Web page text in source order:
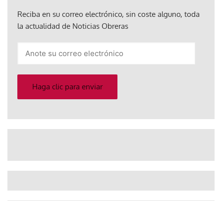
Reciba en su correo electrónico, sin coste alguno, toda
la actualidad de Noticias Obreras
electrónico
Haga clic para enviar